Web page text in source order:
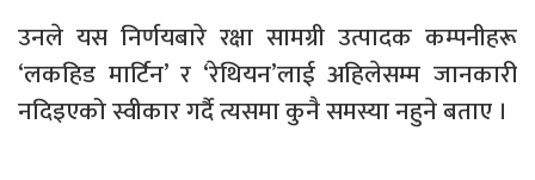
उनले यस निर्णयबारे रक्षा सामग्री उत्पादक कम्पनीहरू
‘लकहिड मार्टिन’ र ‘रेथियन’लाई अहिलेसम्म जानकारी
नदिइएको स्वीकार गर्दै त्यसमा कुनै समस्या नहुने बताए ।